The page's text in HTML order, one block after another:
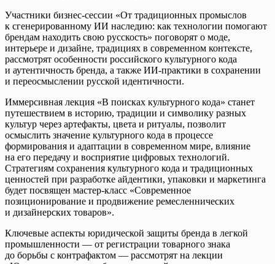
Участники бизнес-сессии «От традиционных промыслов
к сгенерированному ИИ наследию: как технологии помогают
брендам находить свою русскость» поговорят о моде,
интерьере и дизайне, традициях в современном контексте,
рассмотрят особенности российского культурного кода
и аутентичность бренда, а также ИИ-практики в сохранении
и переосмыслении русской идентичности.
Иммерсивная лекция «В поисках культурного кода» станет
путешествием в историю, традиции и символику разных
культур через артефакты, цвета и ритуалы, позволит
осмыслить значение культурного кода в процессе
формирования и адаптации в современном мире, влияние
на его передачу и восприятие цифровых технологий.
Стратегиям сохранения культурного кода и традиционных
ценностей при разработке айдентики, упаковки и маркетинга
будет посвящен мастер-класс «Современное
позиционирование и продвижение ремесленнических
и дизайнерских товаров».
Ключевые аспекты юридической защиты бренда в легкой
промышленности — от регистрации товарного знака
до борьбы с контрафактом — рассмотрят на лекции